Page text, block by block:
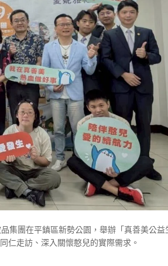
集團在平鎮區新勢公園，舉辦「真善美公
仁走訪、深入關懷憨兒的實際需求。